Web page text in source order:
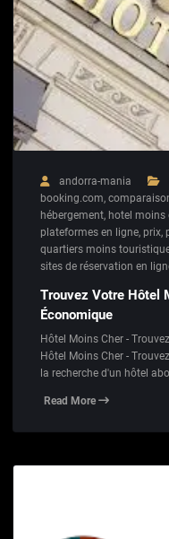
andorra-mania
booking.com,
hébergement, hotel moins
plateformes en ligne, prix,
quartiers moins
sites de réservation en
Trouvez Votre Hôtel
Économique
Hôtel Moins Cher -
Hôtel Moins Cher -
la recherche d'un hôtel
Read More